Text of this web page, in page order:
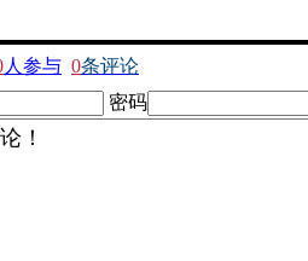
人参与 0条评论
密码